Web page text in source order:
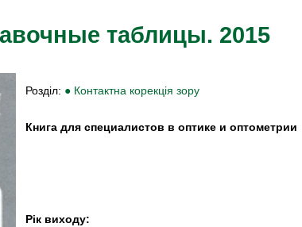
таблицы. 2015
Розділ: ● Контактна корекція зору
Книга для специалистов в оптике и оптометрии
Рік виходу: